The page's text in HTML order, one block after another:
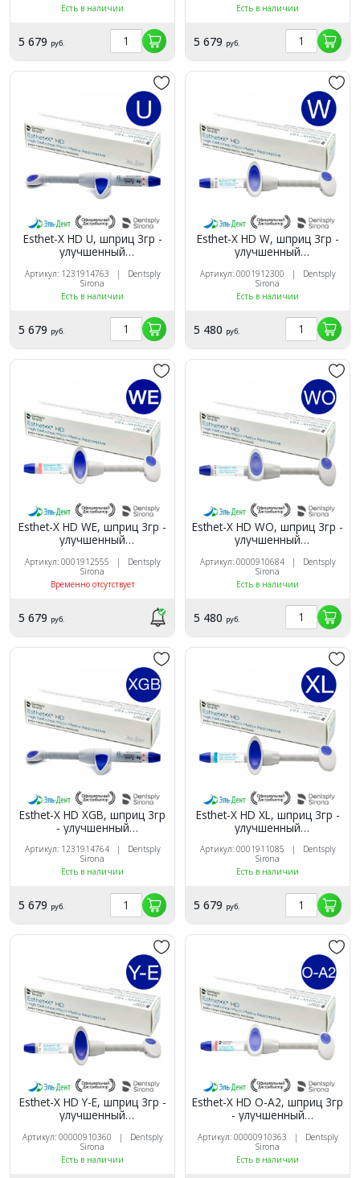
Есть в наличии
5 679 руб.
Есть в наличии
5 679 руб.
Esthet-X HD U, шприц 3гр -
улучшенный
композит, Dentsply
Артикул: 1231914763 | Dentsply
Sirona
Есть в наличии
5 679 руб.
Esthet-X HD W, шприц 3гр -
улучшенный
композит, Dentsply
Артикул: 0001912300 | Dentsply
Sirona
Есть в наличии
5 480 руб.
Esthet-X HD WE, шприц 3гр -
улучшенный
композит, Dentsply
Артикул: 0001912555 | Dentsply
Sirona
Временно отсутствует
5 679 руб.
Esthet-X HD WO, шприц 3гр -
улучшенный
композит, Dentsply
Артикул: 0000910684 | Dentsply
Sirona
Есть в наличии
5 480 руб.
Esthet-X HD XGB, шприц 3гр
- улучшенный
композит, Dentsply
Артикул: 1231914764 | Dentsply
Sirona
Есть в наличии
5 679 руб.
Esthet-X HD XL, шприц 3гр -
улучшенный
композит, Dentsply
Артикул: 0001911085 | Dentsply
Sirona
Есть в наличии
5 679 руб.
Esthet-X HD Y-Е, шприц 3гр -
улучшенный
композит, Dentsply
Артикул: 00000910360 | Dentsply
Sirona
Есть в наличии
Esthet-X HD О-А2, шприц 3гр
- улучшенный
композит, Dentsply
Артикул: 00000910363 | Dentsply
Sirona
Есть в наличии